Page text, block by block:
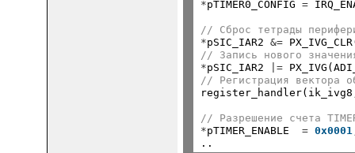
*pTIMER0_CONFIG =
// Сброс тетрады
*pSIC_IAR2 &=
// Запись нового
*pSIC_IAR2 |=
// Регистрация вектора
// Разрешение счета
*pTIMER_ENABLE = 0x0001